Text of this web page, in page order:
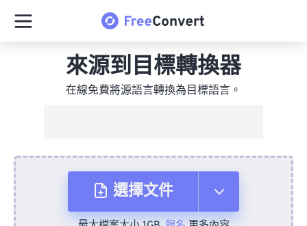
來源到目標轉換器
在線免費將源語言轉換為目標語言。
選擇文件